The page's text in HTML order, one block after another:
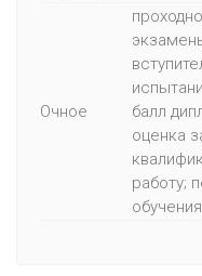
Очное
балл
оценка
работу;